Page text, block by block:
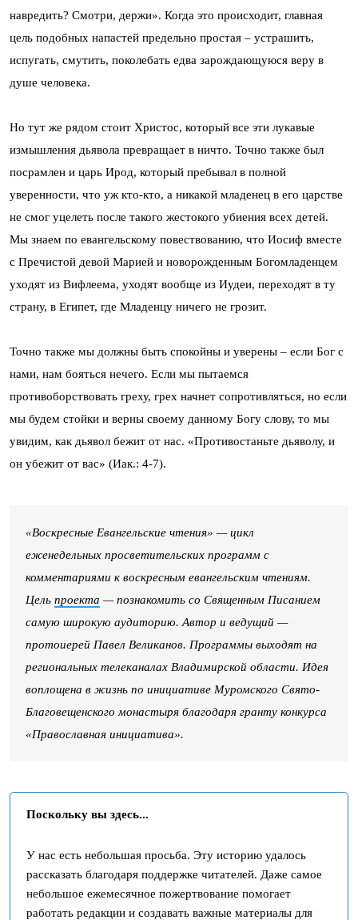
навредить? Смотри, держи». Когда это происходит, главная
цель подобных напастей предельно простая – устрашить,
испугать, смутить, поколебать едва зарождающуюся веру в
душе человека.
Но тут же рядом стоит Христос, который все эти лукавые
измышления дьявола превращает в ничто. Точно также был
посрамлен и царь Ирод, который пребывал в полной
уверенности, что уж кто-кто, а никакой младенец в его царстве
не смог уцелеть после такого жестокого убиения всех детей.
Мы знаем по евангельскому повествованию, что Иосиф вместе
с Пречистой девой Марией и новорожденным Богомладенцем
уходят из Вифлеема, уходят вообще из Иудеи, переходят в ту
страну, в Египет, где Младенцу ничего не грозит.
Точно также мы должны быть спокойны и уверены – если Бог с
нами, нам бояться нечего. Если мы пытаемся
противоборствовать греху, грех начнет сопротивляться, но если
мы будем стойки и верны своему данному Богу слову, то мы
увидим, как дьявол бежит от нас. «Противостаньте дьяволу, и
он убежит от вас» (Иак.: 4-7).
«Воскресные Евангельские чтения» — цикл
еженедельных просветительских программ с
комментариями к воскресным евангельским чтениям.
Цель проекта — познакомить со Священным Писанием
самую широкую аудиторию. Автор и ведущий —
протоиерей Павел Великанов. Программы выходят на
региональных телеканалах Владимирской области. Идея
воплощена в жизнь по инициативе Муромского Свято-
Благовещенского монастыря благодаря гранту конкурса
«Православная инициатива».
Поскольку вы здесь...
У нас есть небольшая просьба. Эту историю удалось
рассказать благодаря поддержке читателей. Даже самое
небольшое ежемесячное пожертвование помогает
работать редакции и создавать важные материалы для